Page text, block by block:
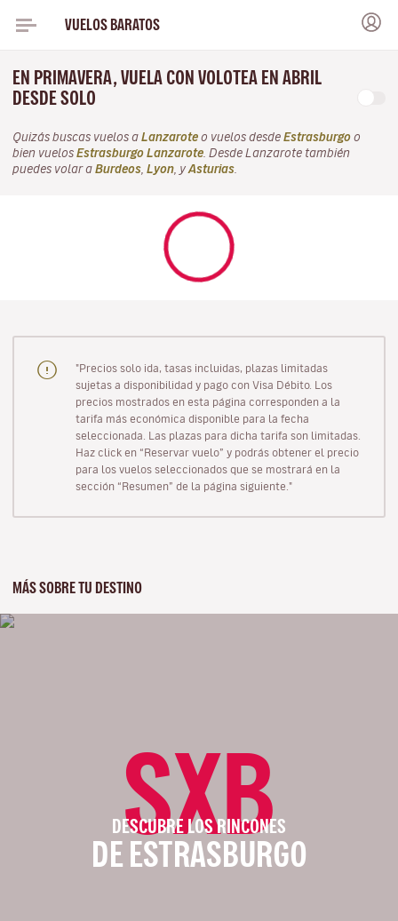
VUELOS BARATOS
EN PRIMAVERA, VUELA CON VOLOTEA EN ABRIL
DESDE SOLO
Quizás buscas vuelos a Lanzarote o vuelos desde Estrasburgo o
bien vuelos Estrasburgo Lanzarote . Desde Lanzarote también
puedes volar a Burdeos Lyon , y Asturias
"Precios solo ida, tasas incluidas, plazas limitadas
sujetas a disponibilidad y pago con Visa Débito. Los
precios mostrados en esta página corresponden a la
tarifa más económica disponible para la fecha
seleccionada. Las plazas para dicha tarifa son limitadas.
Haz click en “Reservar vuelo” y podrás obtener el precio
para los vuelos seleccionados que se mostrará en la
sección “Resumen” de la página siguiente."
MÁS SOBRE TU DESTINO
SXB
DESCUBRE LOS RINCONES
DE ESTRASBURGO